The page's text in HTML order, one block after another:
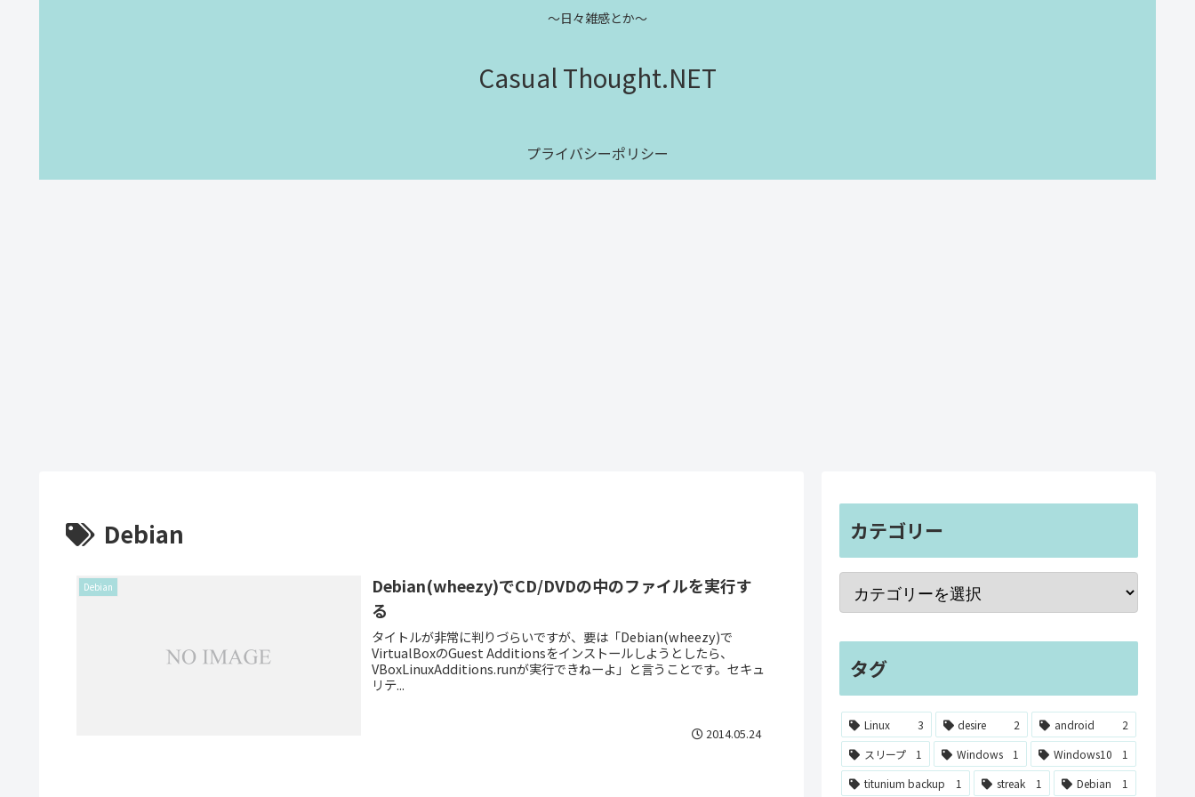
～日々雑感とか～
Casual Thought.NET
プライバシーポリシー
Debian
Debian
Debian(wheezy)でCD/DVDの中のファイルを実行す
る
タイトルが非常に判りづらいですが、要は「Debian(wheezy)で
VirtualBoxのGuest Additionsをインストールしようとしたら、
VBoxLinuxAdditions.runが実行できねーよ」と言うことです。セキュ
リテ...
2014.05.24
カテゴリー
タグ
Linux 3 desire 2 android
2
スリープ
1 Windows 1 Windows10
1
titunium backup
1 streak 1 Debian 1